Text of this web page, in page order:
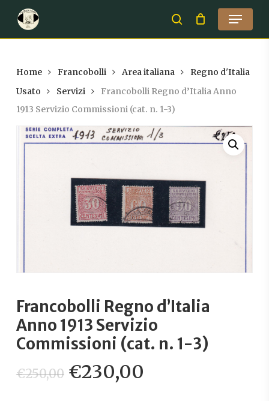
main
search
Menu
Home Francobolli Area italiana
Regno d'Italia
Usato
Servizi
Francobolli Regno d’Italia Anno
1913 Servizio Commissioni (cat. n. 1-3)
Francobolli Regno d’Italia
Anno 1913 Servizio
Commissioni (cat. n. 1-3)
€250,00 Il
prezzo
€230,00
Close